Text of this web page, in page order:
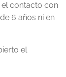
contacto con
6 años ni en
el